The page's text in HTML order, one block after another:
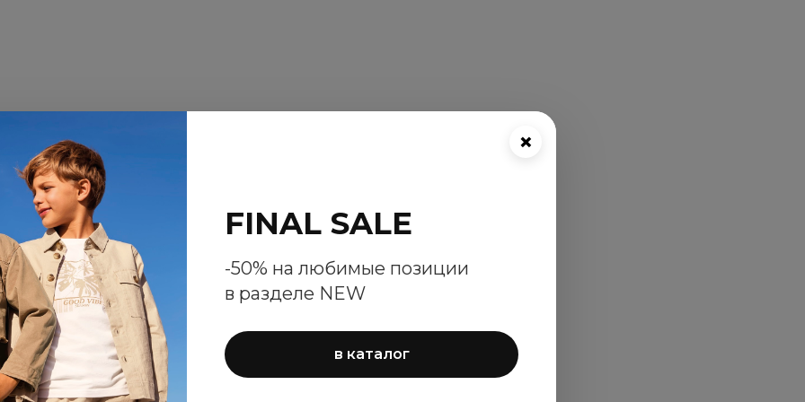
×
FINAL SALE
-50% на любимые позиции
в разделе NEW
в каталог